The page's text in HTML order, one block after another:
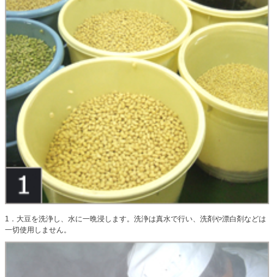
1．大豆を洗浄し、水に一晩浸します。洗浄は真水で行い、洗剤や漂白剤などは
一切使用しません。